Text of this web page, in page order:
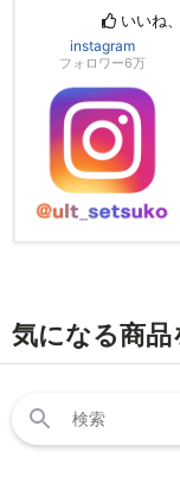
いいね
instagram
フォロワー6万
気になる商
索: